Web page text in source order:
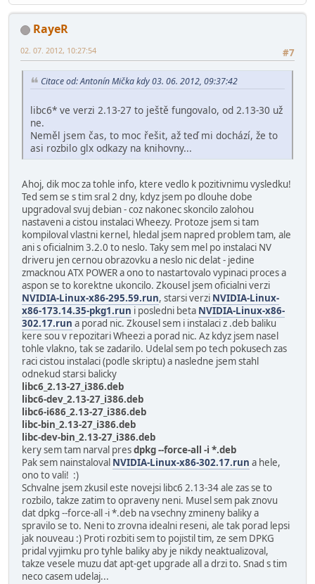
RayeR
#7
02. 07. 2012, 10:27:54
Citace od: Antonín Mička kdy 03. 06. 2012, 09:37:42
libc6* ve verzi 2.13-27 to ještě fungovalo, od 2.13-30 už
ne.
Neměl jsem čas, to moc řešit, až teď mi dochází, že to
asi rozbilo glx odkazy na knihovny...
Ahoj, dik moc za tohle info, ktere vedlo k pozitivnimu vysledku!
Ted sem se s tim sral 2 dny, kdyz jsem po dlouhe dobe
upgradoval svuj debian - coz nakonec skoncilo zalohou
nastaveni a cistou instalaci Wheezy. Protoze jsem si tam
kompiloval vlastni kernel, hledal jsem napred problem tam, ale
ani s oficialnim 3.2.0 to neslo. Taky sem mel po instalaci NV
driveru jen cernou obrazovku a neslo nic delat - jedine
zmacknou ATX POWER a ono to nastartovalo vypinaci proces a
aspon se to korektne ukoncilo. Zkousel jsem oficialni verzi
NVIDIA-Linux-x86-295.59.run, starsi verzi NVIDIA-Linux-
x86-173.14.35-pkg1.run i posledni beta NVIDIA-Linux-x86-
302.17.run a porad nic. Zkousel sem i instalaci z .deb baliku
kere sou v repozitari Wheezi a porad nic. Az kdyz jsem nasel
tohle vlakno, tak se zadarilo. Udelal sem po tech pokusech zas
raci cistou instalaci (podle skriptu) a nasledne jsem stahl
odnekud starsi balicky
libc6_2.13-27_i386.deb
libc6-dev_2.13-27_i386.deb
libc6-i686_2.13-27_i386.deb
libc-bin_2.13-27_i386.deb
libc-dev-bin_2.13-27_i386.deb
kery sem tam narval presdpkg --force-all -i *.deb
Pak sem nainstaloval NVIDIA-Linux-x86-302.17.run a hele,
ono to vali! :)
Schvalne jsem zkusil este novejsi libc6 2.13-34 ale zas se to
rozbilo, takze zatim to opraveny neni. Musel sem pak znovu
dat dpkg --force-all -i *.deb na vsechny zmineny baliky a
spravilo se to. Neni to zrovna idealni reseni, ale tak porad lepsi
jak nouveau :) Proti rozbiti sem to pojistil tim, ze sem DPKG
pridal vyjimku pro tyhle baliky aby je nikdy neaktualizoval,
takze vesele muzu dat apt-get upgrade all a drzi to. Snad s tim
neco casem udelaj...